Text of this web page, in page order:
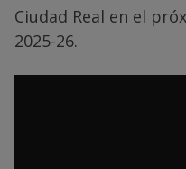
Ciudad Real en el
2025-26.